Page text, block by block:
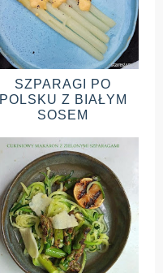
SZPARAGI PO
POLSKU Z BIAŁYM
SOSEM